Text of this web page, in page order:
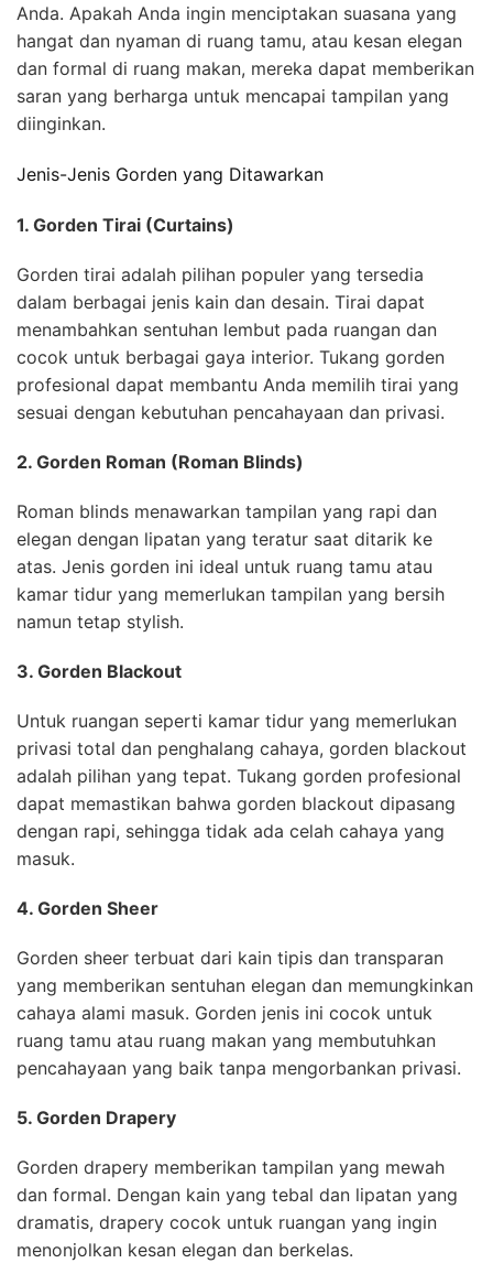
Anda. Apakah Anda ingin menciptakan suasana yang
hangat dan nyaman di ruang tamu, atau kesan elegan
dan formal di ruang makan, mereka dapat memberikan
saran yang berharga untuk mencapai tampilan yang
diinginkan.
Jenis-Jenis Gorden yang Ditawarkan
1. Gorden Tirai (Curtains)
Gorden tirai adalah pilihan populer yang tersedia
dalam berbagai jenis kain dan desain. Tirai dapat
menambahkan sentuhan lembut pada ruangan dan
cocok untuk berbagai gaya interior. Tukang gorden
profesional dapat membantu Anda memilih tirai yang
sesuai dengan kebutuhan pencahayaan dan privasi.
2. Gorden Roman (Roman Blinds)
Roman blinds menawarkan tampilan yang rapi dan
elegan dengan lipatan yang teratur saat ditarik ke
atas. Jenis gorden ini ideal untuk ruang tamu atau
kamar tidur yang memerlukan tampilan yang bersih
namun tetap stylish.
3. Gorden Blackout
Untuk ruangan seperti kamar tidur yang memerlukan
privasi total dan penghalang cahaya, gorden blackout
adalah pilihan yang tepat. Tukang gorden profesional
dapat memastikan bahwa gorden blackout dipasang
dengan rapi, sehingga tidak ada celah cahaya yang
masuk.
4. Gorden Sheer
Gorden sheer terbuat dari kain tipis dan transparan
yang memberikan sentuhan elegan dan memungkinkan
cahaya alami masuk. Gorden jenis ini cocok untuk
ruang tamu atau ruang makan yang membutuhkan
pencahayaan yang baik tanpa mengorbankan privasi.
5. Gorden Drapery
Gorden drapery memberikan tampilan yang mewah
dan formal. Dengan kain yang tebal dan lipatan yang
dramatis, drapery cocok untuk ruangan yang ingin
menonjolkan kesan elegan dan berkelas.